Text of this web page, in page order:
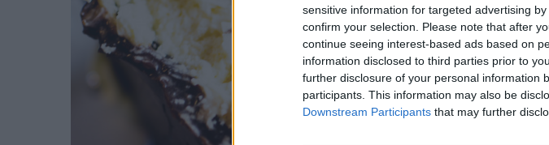
sensitive information for targeted advertising
confirm your selection. Please note that after
continue seeing interest-based ads based on
information disclosed to third parties prior to
further disclosure of your personal information
participants. This information may also be
Downstream Participants that may further